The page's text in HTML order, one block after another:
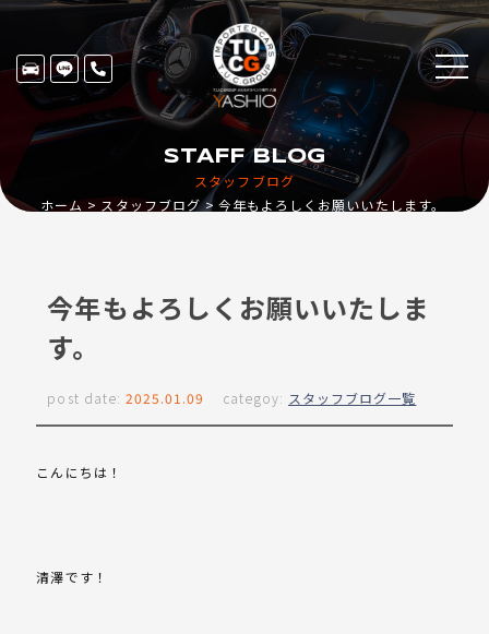
スタッフブログ
STAFF BLOG
ホーム スタッフブログ 今年もよろしくお願いいたします。
今年もよろしくお願いいたしま
す。
post date: 2025.01.09 categoy: スタッフブログ一覧
こんにちは！
清澤です！